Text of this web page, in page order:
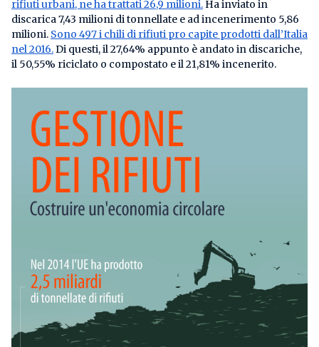
rifiuti urbani, ne ha trattati 26,9 milioni. Ha inviato in
discarica 7,43 milioni di tonnellate e ad incenerimento 5,86
milioni. Sono 497 i chili di rifiuti pro capite prodotti dall’Italia
nel 2016.Di questi, il 27,64% appunto è andato in discariche,
il 50,55% riciclato o compostato e il 21,81% incenerito.